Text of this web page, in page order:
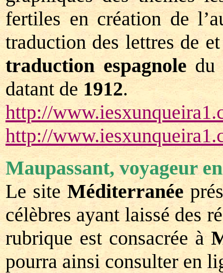
fertiles en création de
traduction des lettres de
traduction espagnole du
datant de1912.
http://
http://
Maupassant, voyageur
Le siteMéditerranée
célèbres ayant laissé des
rubrique est consacrée à
pourra ainsi consulter en